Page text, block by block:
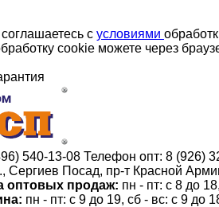
с условиями
cookie можете через
540-13-08 Телефон опт: 8 (926)
Сергиев Посад, пр-т Красной
оптовых продаж: пн - пт: с 8 до
пн - пт: с 9 до 19, сб - вс: с 9 до